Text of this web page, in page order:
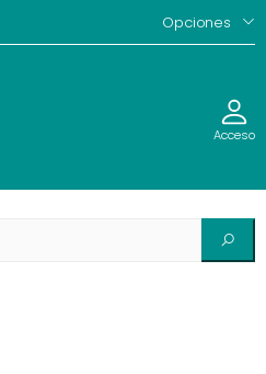
Opciones
Acceso